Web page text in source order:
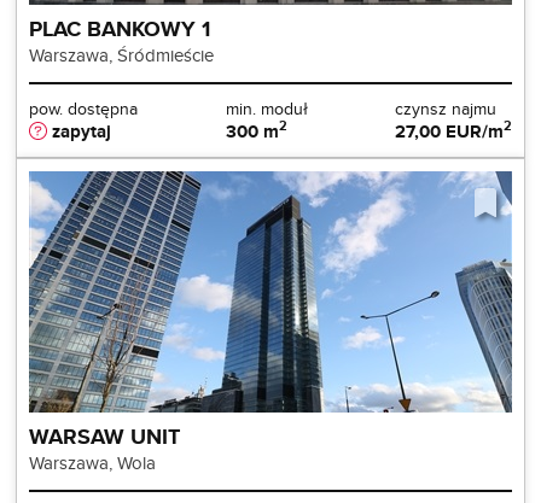
PLAC BANKOWY 1
Warszawa, Śródmieście
pow. dostępna
zapytaj
min. moduł
300 m2
czynsz najmu
27,00 EUR/m2
WARSAW UNIT
Warszawa, Wola